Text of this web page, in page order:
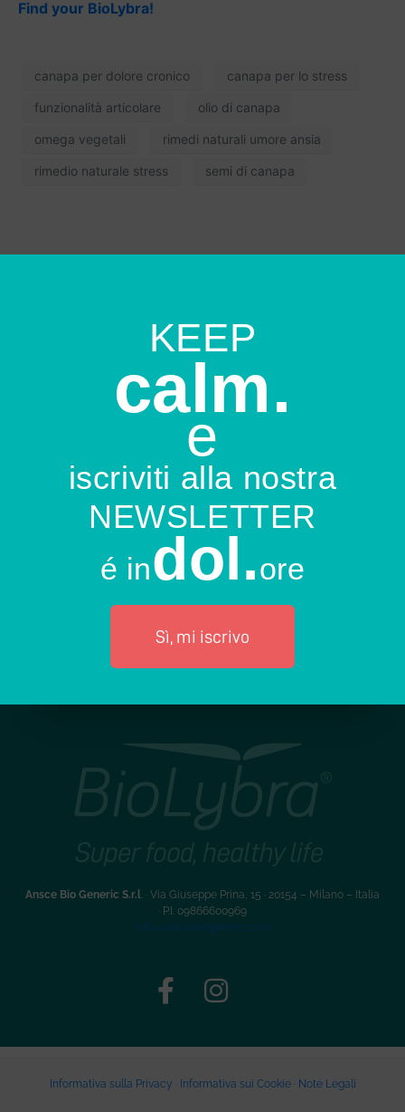
Find your BioLybra!
canapa per dolore cronico canapa per lo stress
funzionalità articolare olio di canapa
omega vegetali rimedi naturali umore ansia
rimedio naturale stress semi di canapa
KEEP
calm.
e
iscriviti alla nostra
NEWSLETTER
é indol.ore
Sì, mi iscrivo
Ansce Bio Generic S.r.l . · Via Giuseppe Prina, 15 · 20154 – Milano – Italia
· P.I. 09866600969
info@anscebiogeneric.com
Informativa sulla Privacy Informativa sui Cookie· Note Legali